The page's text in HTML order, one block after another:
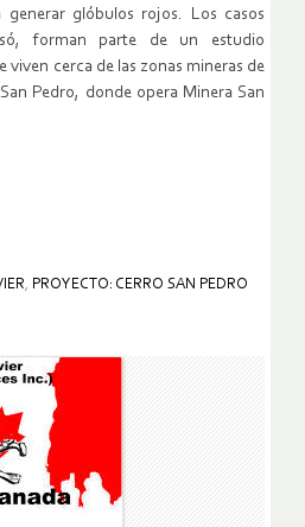
generar glóbulos rojos. Los casos
forman parte de un estudio
viven cerca de las zonas mineras de
Pedro, donde opera Minera San
PROYECTO: CERRO SAN PEDRO